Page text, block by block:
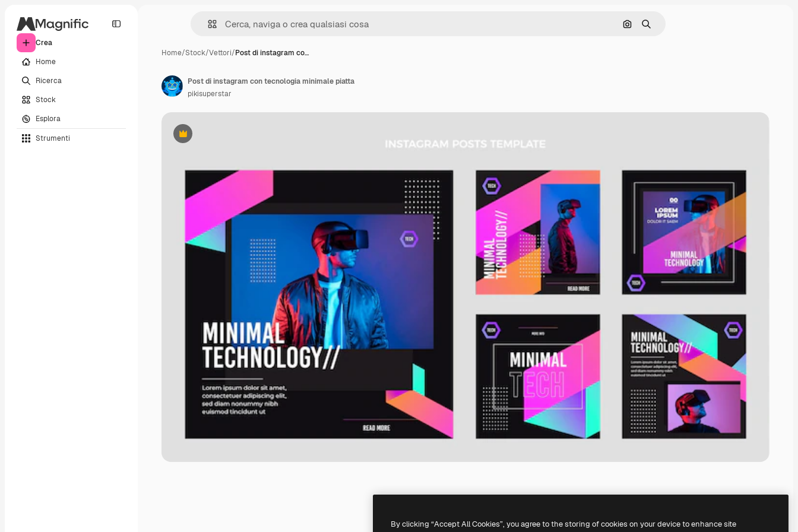
Crea
Home
Ricerca
Stock
Esplora
Strumenti
Cerca per immagine
Ricerca
Home/Stock/Vettori/Post di instagram co…
Premium
Post di instagram con tecnologia minimale piatta
pikisuperstar
By clicking “Accept All Cookies”, you agree to the storing of cookies on your device to enhance site